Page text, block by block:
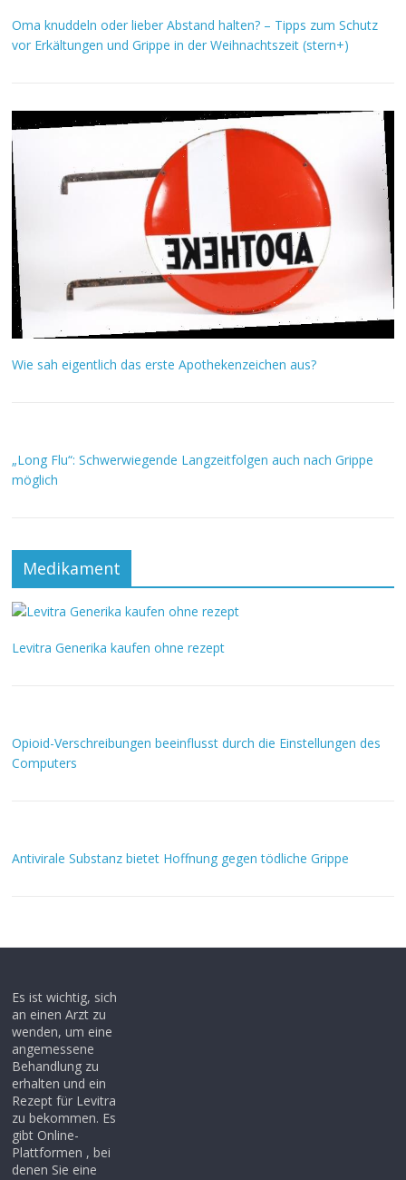
Oma knuddeln oder lieber Abstand halten? – Tipps zum Schutz
vor Erkältungen und Grippe in der Weihnachtszeit (stern+)
Wie sah eigentlich das erste Apothekenzeichen aus?
„Long Flu“: Schwerwiegende Langzeitfolgen auch nach Grippe
möglich
Medikament
Levitra Generika kaufen ohne rezept
Opioid-Verschreibungen beeinflusst durch die Einstellungen des
Computers
Antivirale Substanz bietet Hoffnung gegen tödliche Grippe
Es ist wichtig, sich
an einen Arzt zu
wenden, um eine
angemessene
Behandlung zu
erhalten und ein
Rezept für Levitra
zu bekommen. Es
gibt Online-
Plattformen , bei
denen Sie eine